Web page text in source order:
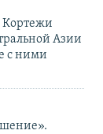
Кортежи
Азии
с ними